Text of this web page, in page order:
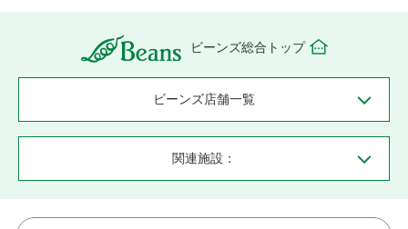
ビーンズ総合トップ
ビーンズ店舗一覧
関連施設：